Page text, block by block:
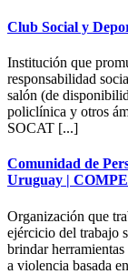
Club Social y
Institución que
responsabilidad
salón (de
policlínica y otros
SOCAT [...]
Comunidad de
Uruguay |
Organización que
ejércicio del trabajo
brindar
a violencia basada